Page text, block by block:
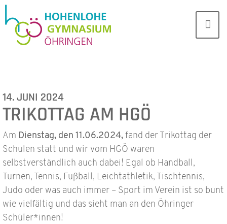
14. JUNI 2024
TRIKOTTAG AM HGÖ
Am Dienstag, den 11.06.2024, fand der Trikottag der
Schulen statt und wir vom HGÖ waren
selbstverständlich auch dabei! Egal ob Handball,
Turnen, Tennis, Fußball, Leichtathletik, Tischtennis,
Judo oder was auch immer – Sport im Verein ist so bunt
wie vielfältig und das sieht man an den Öhringer
Schüler*innen!